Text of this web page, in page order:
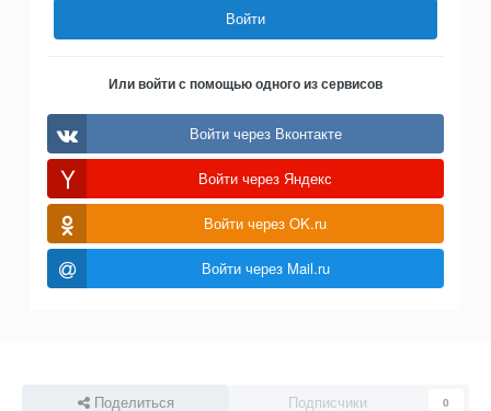
Войти
Или войти с помощью одного из сервисов
Войти через Вконтакте
Войти через Яндекс
Войти через OK.ru
Войти через Mail.ru
Поделиться Подписчики 0